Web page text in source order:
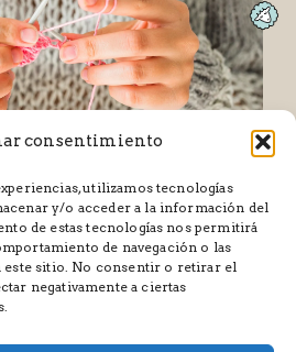
consentimiento
utilizamos tecnologías
y/o acceder a la información del
de estas tecnologías nos permitirá
de navegación o las
sitio. No consentir o retirar el
negativamente a ciertas
AVISO LEGAL